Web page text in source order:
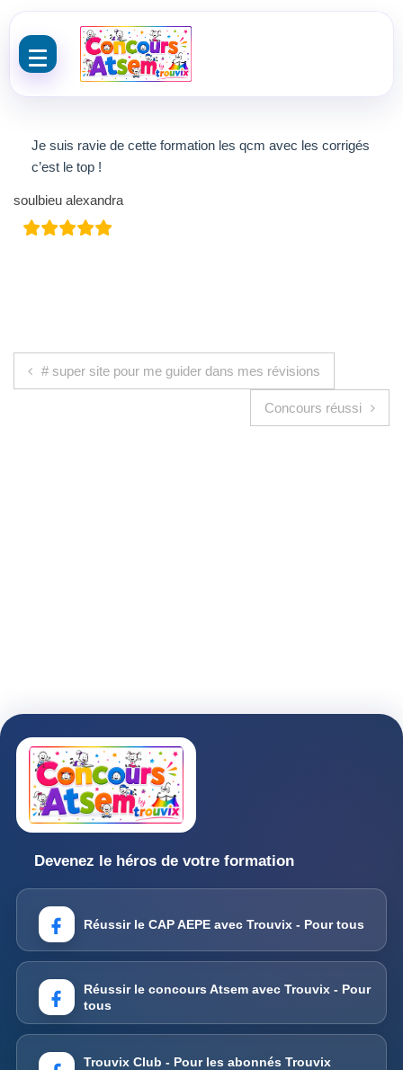
Je suis ravie de cette formation les qcm avec les corrigés
c’est le top !
soulbieu alexandra
Navigation de l’article
# super site pour me guider dans mes révisions
Concours réussi
Devenez le héros de votre formation
Réussir le CAP AEPE avec Trouvix - Pour tous
Réussir le concours Atsem avec Trouvix - Pour
tous
Trouvix Club - Pour les abonnés Trouvix